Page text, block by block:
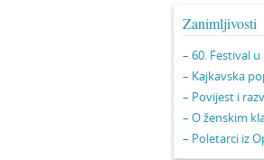
Zanimljivosti
– 60. Festival
– Kajkavska
– Povijest i
– O ženskim
– Poletarci iz